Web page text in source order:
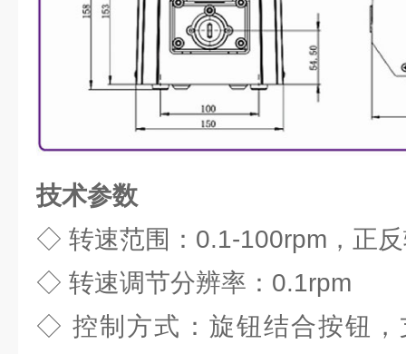
技术参数
◇ 转速范围：0.1-100rpm，正
◇ 转速调节分辨率：0.1rpm
◇ 控制方式：旋钮结合按钮，